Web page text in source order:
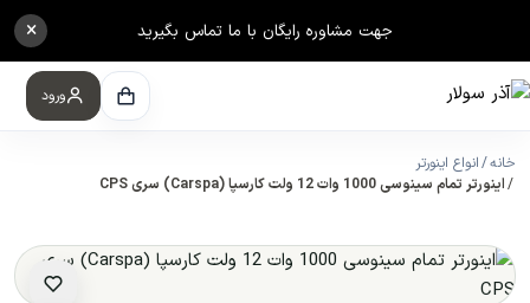
جهت مشاوره رایگان با ما تماس بگیرید ×
ورود
خانه انواع اینورتر
اینورتر تمام سینوسی 1000 وات 12 ولت کارسپا (Carspa) سری CPS